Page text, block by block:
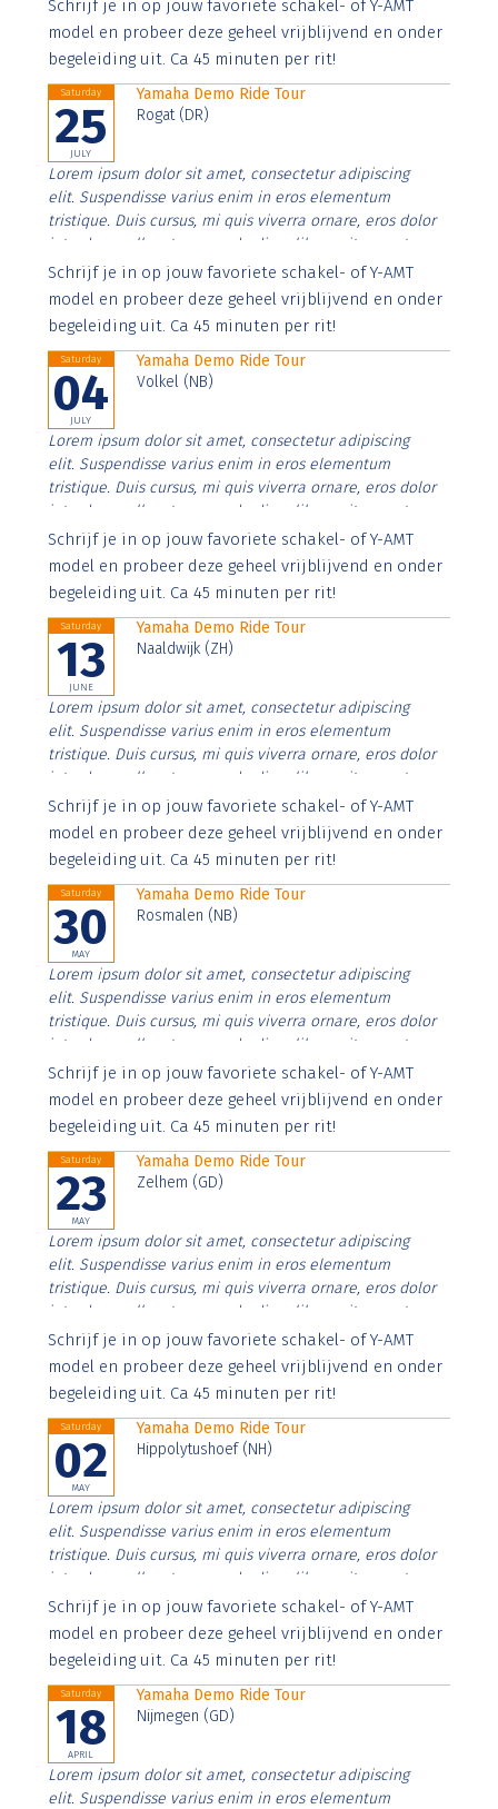
imperdiet. Nunc ut sem vitae risus tristique posuere.
Schrijf je in op jouw favoriete schakel- of Y-AMT
model en probeer deze geheel vrijblijvend en onder
begeleiding uit. Ca 45 minuten per rit!
Saturday
25
JULY
Yamaha Demo Ride Tour
Rogat (DR)
Lorem ipsum dolor sit amet, consectetur adipiscing
elit. Suspendisse varius enim in eros elementum
tristique. Duis cursus, mi quis viverra ornare, eros dolor
interdum nulla, ut commodo diam libero vitae erat.
Aenean faucibus nibh et justo cursus id rutrum lorem
imperdiet. Nunc ut sem vitae risus tristique posuere.
Schrijf je in op jouw favoriete schakel- of Y-AMT
model en probeer deze geheel vrijblijvend en onder
begeleiding uit. Ca 45 minuten per rit!
Saturday
04
JULY
Yamaha Demo Ride Tour
Volkel (NB)
Lorem ipsum dolor sit amet, consectetur adipiscing
elit. Suspendisse varius enim in eros elementum
tristique. Duis cursus, mi quis viverra ornare, eros dolor
interdum nulla, ut commodo diam libero vitae erat.
Aenean faucibus nibh et justo cursus id rutrum lorem
imperdiet. Nunc ut sem vitae risus tristique posuere.
Schrijf je in op jouw favoriete schakel- of Y-AMT
model en probeer deze geheel vrijblijvend en onder
begeleiding uit. Ca 45 minuten per rit!
Saturday
13
JUNE
Yamaha Demo Ride Tour
Naaldwijk (ZH)
Lorem ipsum dolor sit amet, consectetur adipiscing
elit. Suspendisse varius enim in eros elementum
tristique. Duis cursus, mi quis viverra ornare, eros dolor
interdum nulla, ut commodo diam libero vitae erat.
Aenean faucibus nibh et justo cursus id rutrum lorem
imperdiet. Nunc ut sem vitae risus tristique posuere.
Schrijf je in op jouw favoriete schakel- of Y-AMT
model en probeer deze geheel vrijblijvend en onder
begeleiding uit. Ca 45 minuten per rit!
Saturday
30
MAY
Yamaha Demo Ride Tour
Rosmalen (NB)
Lorem ipsum dolor sit amet, consectetur adipiscing
elit. Suspendisse varius enim in eros elementum
tristique. Duis cursus, mi quis viverra ornare, eros dolor
interdum nulla, ut commodo diam libero vitae erat.
Aenean faucibus nibh et justo cursus id rutrum lorem
imperdiet. Nunc ut sem vitae risus tristique posuere.
Schrijf je in op jouw favoriete schakel- of Y-AMT
model en probeer deze geheel vrijblijvend en onder
begeleiding uit. Ca 45 minuten per rit!
Saturday
23
MAY
Yamaha Demo Ride Tour
Zelhem (GD)
Lorem ipsum dolor sit amet, consectetur adipiscing
elit. Suspendisse varius enim in eros elementum
tristique. Duis cursus, mi quis viverra ornare, eros dolor
interdum nulla, ut commodo diam libero vitae erat.
Aenean faucibus nibh et justo cursus id rutrum lorem
imperdiet. Nunc ut sem vitae risus tristique posuere.
Schrijf je in op jouw favoriete schakel- of Y-AMT
model en probeer deze geheel vrijblijvend en onder
begeleiding uit. Ca 45 minuten per rit!
Saturday
02
MAY
Yamaha Demo Ride Tour
Hippolytushoef (NH)
Lorem ipsum dolor sit amet, consectetur adipiscing
elit. Suspendisse varius enim in eros elementum
tristique. Duis cursus, mi quis viverra ornare, eros dolor
interdum nulla, ut commodo diam libero vitae erat.
Aenean faucibus nibh et justo cursus id rutrum lorem
imperdiet. Nunc ut sem vitae risus tristique posuere.
Schrijf je in op jouw favoriete schakel- of Y-AMT
model en probeer deze geheel vrijblijvend en onder
begeleiding uit. Ca 45 minuten per rit!
Saturday
18
APRIL
Yamaha Demo Ride Tour
Nijmegen (GD)
Lorem ipsum dolor sit amet, consectetur adipiscing
elit. Suspendisse varius enim in eros elementum